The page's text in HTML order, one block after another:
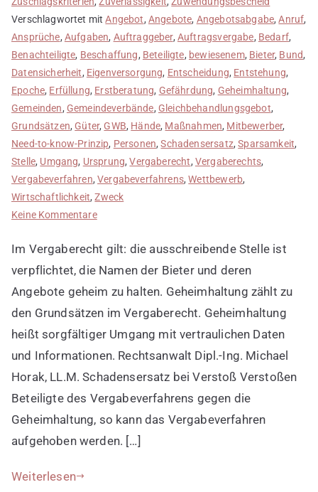
Verschlagwortet mitAngebot, Angebote, Angebotsabgabe,Anruf,
Ansprüche, Aufgaben, Auftraggeber, Auftragsvergabe, Bedarf,
Benachteiligte, Beschaffung, Beteiligte, bewiesenem, Bieter, Bund,
Datensicherheit, Eigenversorgung, Entscheidung, Entstehung,
Epoche, Erfüllung, Erstberatung, Gefährdung, Geheimhaltung,
Gemeinden, Gemeindeverbände, Gleichbehandlungsgebot,
Grundsätzen, Güter, GWB, Hände, Maßnahmen, Mitbewerber,
Need-to-know-Prinzip, Personen,Schadensersatz,Sparsamkeit,
Stelle, Umgang, Ursprung,Vergaberecht, Vergaberechts,
Vergabeverfahren,Vergabeverfahrens,Wettbewerb,
Wirtschaftlichkeit,Zweck
Keine Kommentarezu
wahren
Im Vergaberecht gilt: die ausschreibende Stelle ist
verpflichtet, die Namen der Bieter und deren
Angebote geheim zu halten. Geheimhaltung zählt zu
den Grundsätzen im Vergaberecht. Geheimhaltung
heißt sorgfältiger Umgang mit vertraulichen Daten
und Informationen. Rechtsanwalt Dipl.-Ing. Michael
Horak, LL.M. Schadensersatz bei Verstoß Verstoßen
Beteiligte des Vergabeverfahrens gegen die
Geheimhaltung, so kann das Vergabeverfahren
aufgehoben werden. […]
Weiterlesen